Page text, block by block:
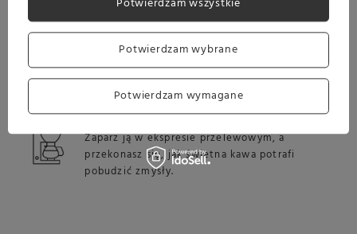
EKSPRES KOLBOWY
Jest to kawa, która zdumiewająco dobrze
kolbowym.
Zaparz ją w ekspresie przelewowym, a
przekonasz się, jak świetna kawa potrafi
pobudzić zmysły.
Potwierdzam wybrane
Potwierdzam wymagane